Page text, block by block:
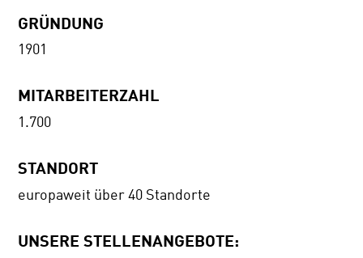
GRÜNDUNG
1901
MITARBEITERZAHL
1.700
STANDORT
europaweit über 40 Standorte
UNSERE STELLENANGEBOTE: